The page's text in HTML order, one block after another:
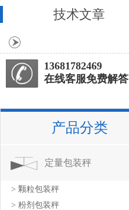
技术文章
13681782469
在线客服免费解答
产品分类
定量包装秤
> 颗粒包装秤
> 粉剂包装秤